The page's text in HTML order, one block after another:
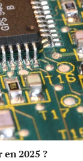
2025 ?